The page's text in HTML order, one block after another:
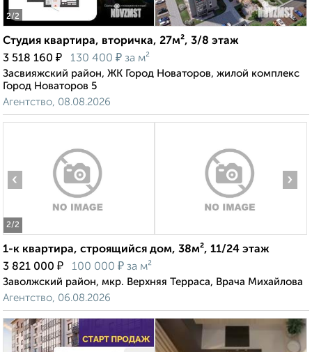
2/2
Студия квартира, вторичка, 27м², 3/8 этаж
3 518 160 ₽ 130 400 ₽ за м²
Засвияжский район, ЖК Город Новаторов, жилой комплекс
Город Новаторов 5
Агентство, 08.08.2026
2/2
‹ ›
1-к квартира, строящийся дом, 38м², 11/24 этаж
3 821 000 ₽ 100 000 ₽ за м²
Заволжский район, мкр. Верхняя Терраса, Врача Михайлова
Агентство, 06.08.2026